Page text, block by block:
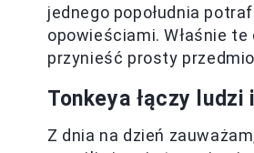
jednego popołudnia
opowieściami. Właśnie
przynieść prosty
Tonkeya łączy
Z dnia na dzień